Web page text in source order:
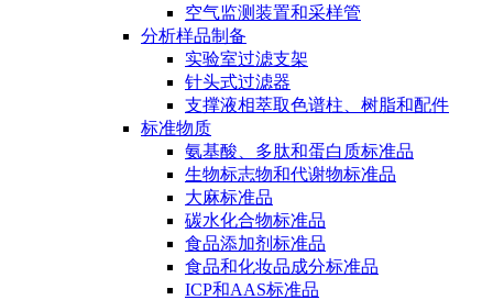
空气监测装置和采样管
分析样品制备
实验室过滤支架
针头式过滤器
支撑液相萃取色谱柱、树脂和配件
标准物质
氨基酸、多肽和蛋白质标准品
生物标志物和代谢物标准品
大麻标准品
碳水化合物标准品
食品添加剂标准品
食品和化妆品成分标准品
ICP和AAS标准品